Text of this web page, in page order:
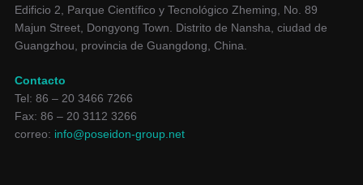
Edificio 2, Parque Científico y Tecnológico Zheming, No. 89
Majun Street, Dongyong Town. Distrito de Nansha, ciudad de
Guangzhou, provincia de Guangdong, China.
Contacto
Tel: 86 – 20 3466 7266
Fax: 86 – 20 3112 3266
correo: info@poseidon-group.net